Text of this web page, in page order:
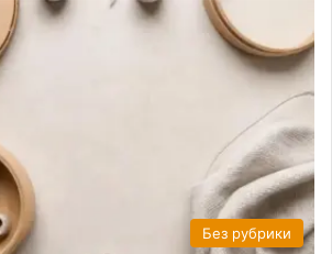
Без рубрики